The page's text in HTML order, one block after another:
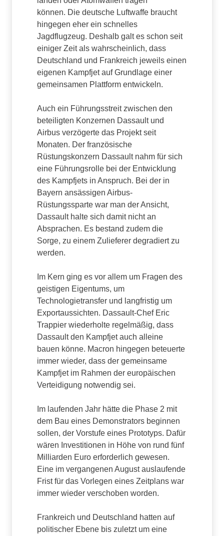
können. Die deutsche Luftwaffe braucht
hingegen eher ein schnelles
Jagdflugzeug. Deshalb galt es schon seit
einiger Zeit als wahrscheinlich, dass
Deutschland und Frankreich jeweils einen
eigenen Kampfjet auf Grundlage einer
gemeinsamen Plattform entwickeln.
Auch ein Führungsstreit zwischen den
beteiligten Konzernen Dassault und
Airbus verzögerte das Projekt seit
Monaten. Der französische
Rüstungskonzern Dassault nahm für sich
eine Führungsrolle bei der Entwicklung
des Kampfjets in Anspruch. Bei der in
Bayern ansässigen Airbus-
Rüstungssparte war man der Ansicht,
Dassault halte sich damit nicht an
Absprachen. Es bestand zudem die
Sorge, zu einem Zulieferer degradiert zu
werden.
Im Kern ging es vor allem um Fragen des
geistigen Eigentums, um
Technologietransfer und langfristig um
Exportaussichten. Dassault-Chef Eric
Trappier wiederholte regelmäßig, dass
Dassault den Kampfjet auch alleine
bauen könne. Macron hingegen beteuerte
immer wieder, dass der gemeinsame
Kampfjet im Rahmen der europäischen
Verteidigung notwendig sei.
Im laufenden Jahr hätte die Phase 2 mit
dem Bau eines Demonstrators beginnen
sollen, der Vorstufe eines Prototyps. Dafür
wären Investitionen in Höhe von rund fünf
Milliarden Euro erforderlich gewesen.
Eine im vergangenen August auslaufende
Frist für das Vorlegen eines Zeitplans war
immer wieder verschoben worden.
Frankreich und Deutschland hatten auf
politischer Ebene bis zuletzt um eine